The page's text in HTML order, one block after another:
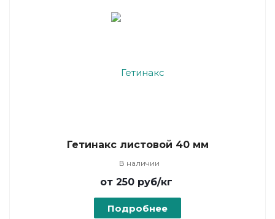
Гетинакс листовой 40 мм
В наличии
от 250 руб/кг
Подробнее